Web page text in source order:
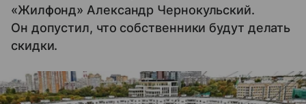
«Жилфонд» Александр Чернокульский.
Он допустил, что собственники будут делать
скидки.